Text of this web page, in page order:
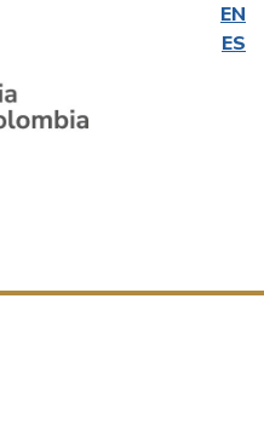
EN
ES